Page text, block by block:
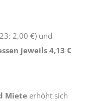
2,00 €) und
jeweils 4,13 €
Miete erhöht sich